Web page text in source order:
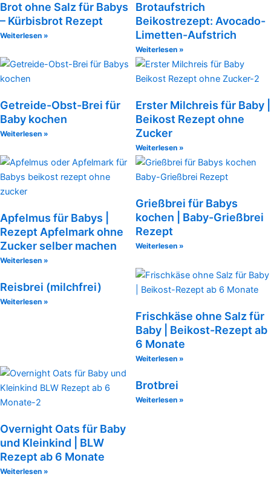
Brot ohne Salz für Babys
– Kürbisbrot Rezept
Weiterlesen »
Brotaufstrich
Beikostrezept: Avocado-
Limetten-Aufstrich
Weiterlesen »
Getreide-Obst-Brei für
Baby kochen
Weiterlesen »
Erster Milchreis für Baby |
Beikost Rezept ohne
Zucker
Weiterlesen »
Apfelmus für Babys |
Rezept Apfelmark ohne
Zucker selber machen
Weiterlesen »
Grießbrei für Babys
kochen | Baby-Grießbrei
Rezept
Weiterlesen »
Reisbrei (milchfrei)
Weiterlesen »
Frischkäse ohne Salz für
Baby | Beikost-Rezept ab
6 Monate
Weiterlesen »
Overnight Oats für Baby
und Kleinkind | BLW
Rezept ab 6 Monate
Weiterlesen »
Brotbrei
Weiterlesen »